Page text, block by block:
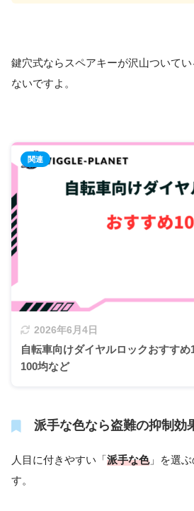
鍵穴式ならスペアキーが沢山ついて
ないですよ。
2026年6月4日
自転車向けダイヤルロックおすすめ
100均など
派手な色なら盗難の抑制効
人目に付きやすい「派手な色」を選
す。